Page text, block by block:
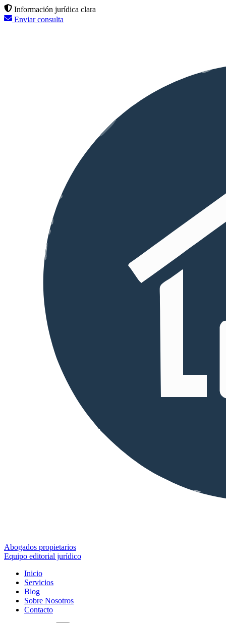
Información jurídica clara
Enviar consulta
Abogados propietarios
Equipo editorial jurídico
Inicio
Servicios
Blog
Sobre Nosotros
Contacto